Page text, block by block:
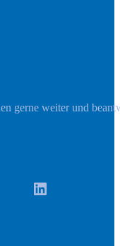
gerne weiter und
LinkedIn